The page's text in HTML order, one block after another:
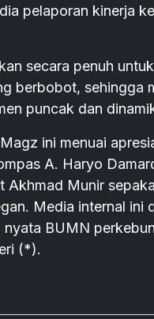
pelaporan kinerja
secara penuh
berbobot, sehingga
puncak dan
ini menuai
A. Haryo
Akhmad Munir
Media internal ini
BUMN
(*).